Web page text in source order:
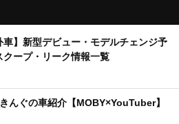
車】新型デビュー・モデルチェンジ予
クープ・リーク情報一覧
んぐの車紹介【MOBY×YouTuber】